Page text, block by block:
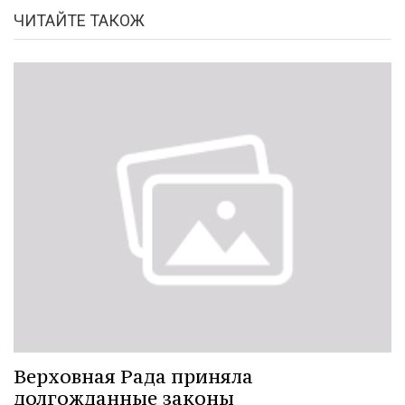
ЧИТАЙТЕ ТАКОЖ
Верховная Рада приняла
долгожданные законы